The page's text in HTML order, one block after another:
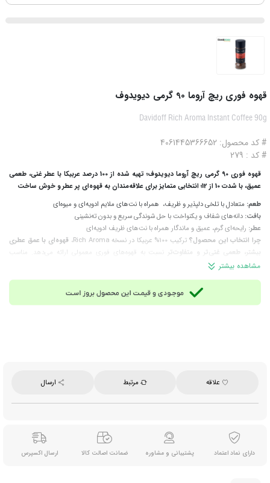
قهوه فوری ریچ آروما 90 گرمی دیویدوف
Davidoff Rich Aroma Instant Coffee 90g
# کد محصول: 4061445366652
# کد : 279
قهوه فوری 90 گرمی ریچ آروما دیویدوف؛ تهیه شده از 100 درصد عربیکا با عطر غنی، طعمی
عمیق، با شدت 10 از 12؛ انتخابی متمایز برای علاقه‌مندان به قهوه‌ای پر عطر و خوش ساخت
طعم: متعادل با تلخی دلپذیر و ظریف، همراه با نت‌های ملایم ادویه‌ای و میوه‌ای
بافت: دانه‌های شفاف و یکنواخت با حل‌ شوندگی سریع و بدون ته‌نشینی
عطر: رایحه‌ای گرم، عمیق و ماندگار همراه با نت‌های ظریف ادویه‌ای
چرا انتخاب این محصول؟ ترکیب 100% عربیکا در نسخه Rich Aroma،
قهوه‌ای با عمق عطری
بیشتر، طعمی غنی‌تر و متفاوت‌تر
نسبت به قهوه‌های فوری معمولی ارائه می‌دهد. مناسب
زمانی‌که به یک فنجان قهوه فوری با کیفیت بالاتر و عطر ماندگار نیاز دارید.
صبح، هنگام کار یا هر زمان که نیاز به تمرکز و انرژی دارید.
روش آماده‌سازی:
1 تا 2 قاشق چای‌ خوری از قهوه را در فنجان ریخته و سپس حدود 150 تا 180
90 گرم
نحوه ارسال: در صورت ثبت سفارش 5 کیلوگرم و بیشتر، ارسال آن از طریق پست ماهکس و
چاپار انجام می‌شود و هزینه ارسال با مشتری خواهد بود.
مشاهده بیشتر
علاقه مرتبط ارسال
دارای نماد اعتماد پشتیبانی و مشاوره ضمانت اصالت کالا ارسال اکسپرس